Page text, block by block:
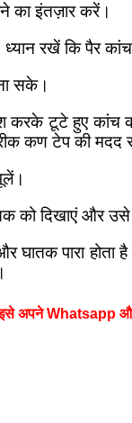
का इंतज़ार करें।
रखें कि पैर
सके।
टूटे हुए कांच
कण टेप की मदद
को दिखाएं और उसे
पारा
इसे अपने Whatsapp